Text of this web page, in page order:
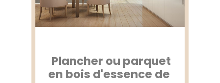
Plancher ou parquet
en bois d'essence de